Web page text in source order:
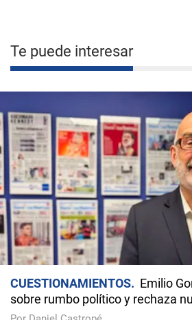
Te puede interesar
CUESTIONAMIENTOS
Emilio
sobre rumbo político y rechaza